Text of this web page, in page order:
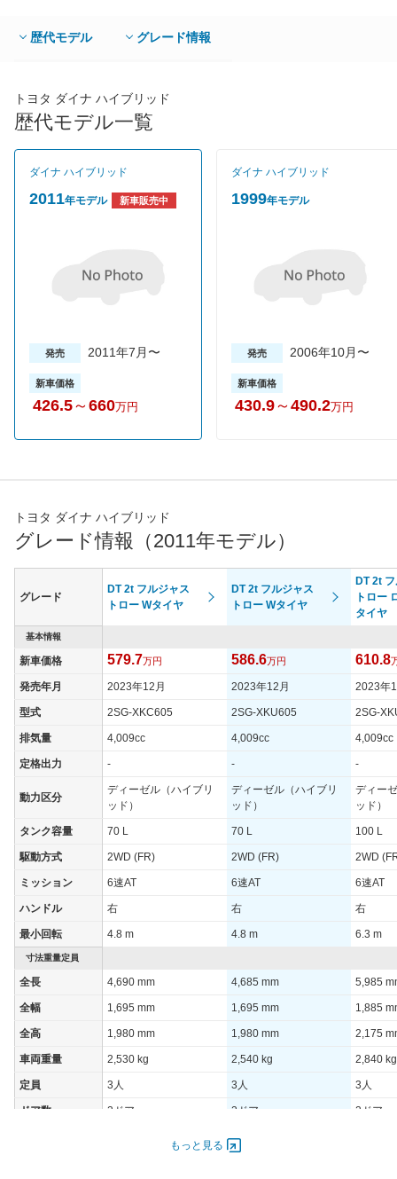
歴代モデル グレード情報
トヨタ ダイナ ハイブリッド
歴代モデル一覧
ダイナ ハイブリッド
2011年モデル 新車販売中
発売 2011年7月〜
新車価格
426.5～ 660万円
ダイナ ハイブリッド
1999年モデル
発売 2006年10月〜
新車価格
430.9～ 490.2万円
トヨタ ダイナ ハイブリッド
グレード情報（2011年モデル）
グレード
DT 2t フルジャス
トロー Wタイヤ
DT 2t フルジャス
トロー Wタイヤ
DT 2t
トロー
タイヤ
基本情報
新車価格 579.7万円 586.6万円 610.8
発売年月 2023年12月 2023年12月 2023年
型式 2SG-XKC605 2SG-XKU605 2SG-
排気量 4,009cc 4,009cc 4,009cc
定格出力 - - -
動力区分
ディーゼル（ハイブリ
ッド）
ディーゼル（ハイブリ
ッド）
ディー
ッド）
タンク容量 70 L 70 L 100 L
駆動方式 2WD (FR) 2WD (FR) 2WD
ミッション 6速AT 6速AT 6速AT
ハンドル 右 右 右
最小回転 4.8 m 4.8 m 6.3 m
寸法重量定員
全長 4,690 mm 4,685 mm 5,985
全幅 1,695 mm 1,695 mm 1,885
全高 1,980 mm 1,980 mm 2,175
車両重量 2,530 kg 2,540 kg 2,840 kg
定員 3人 3人 3人
ドア数 2ドア 2ドア 2ドア
-
もっと見る